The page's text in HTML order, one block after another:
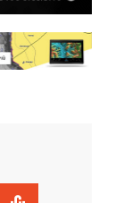
Whatsapp